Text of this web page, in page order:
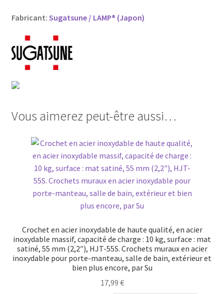
Fabricant: Sugatsune / LAMP® (Japon)
Vous aimerez peut-être aussi…
Crochet en acier inoxydable de haute qualité, en acier
inoxydable massif, capacité de charge : 10 kg, surface : mat
satiné, 55 mm (2,2″), HJT-55S. Crochets muraux en acier
inoxydable pour porte-manteau, salle de bain, extérieur et
bien plus encore, par Su
17,99 €